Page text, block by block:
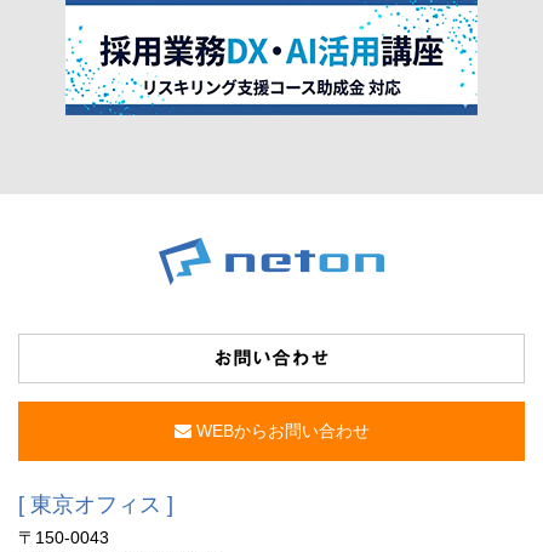
お問い合わせ
WEBからお問い合わせ
[ 東京オフィス ]
〒150-0043